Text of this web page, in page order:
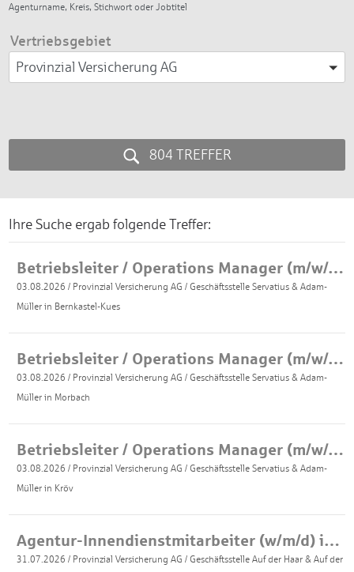
Agenturname, Kreis, Stichwort oder Jobtitel
Vertriebsgebiet
Provinzial Versicherung AG
804 TREFFER
Ihre Suche ergab folgende Treffer:
Betriebsleiter / Operations Manager (m/w/d) - Vollzeit
03.08.2026 / Provinzial Versicherung AG /Geschäftsstelle Servatius & Adam-
Müller in Bernkastel-Kues
Betriebsleiter / Operations Manager (m/w/d) - Vollzeit
03.08.2026 / Provinzial Versicherung AG /Geschäftsstelle Servatius & Adam-
Müller in Morbach
Betriebsleiter / Operations Manager (m/w/d) - Vollzeit
03.08.2026 / Provinzial Versicherung AG /Geschäftsstelle Servatius & Adam-
Müller in Kröv
Agentur-Innendienstmitarbeiter (w/m/d) in Vollzeit
31.07.2026 / Provinzial Versicherung AG /Geschäftsstelle Auf der Haar & Auf der